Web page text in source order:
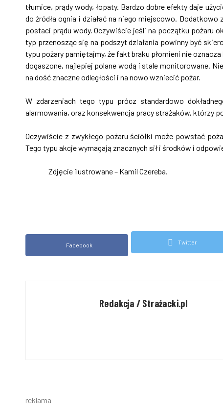
tłumice, prądy wody, łopaty. Bardzo dobre efekty daje
do źródła ognia i działać na niego miejscowo.
postaci prądu wody. Oczywiście jeśli na początku pożaru
typ przenosząc się na podszyt działania powinny być
typu pożary pamiętajmy, że fakt braku płomieni nie
dogaszone, najlepiej polane wodą i stale monitorowane.
na dość znaczne odległości i na nowo wzniecić pożar.
W zdarzeniach tego typu prócz standardowo
alarmowania, oraz konsekwencja pracy strażaków, którzy
Oczywiście z zwykłego pożaru ściółki może powstać
Tego typu akcje wymagają znacznych sił i środków i
Zdjęcie ilustrowane – Kamil Czereba.
Facebook Twitter
Redakcja / Strażacki.pl
reklama